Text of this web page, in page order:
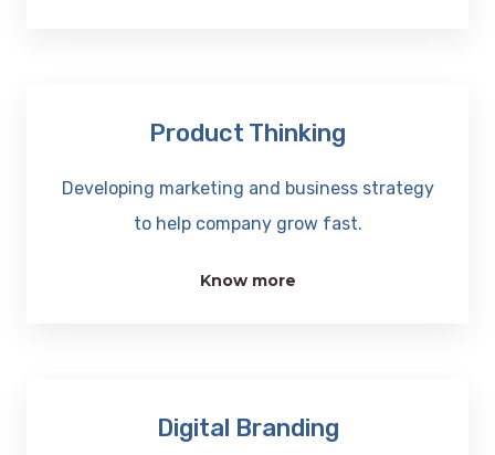
Product Thinking
Developing marketing and business strategy
to help company grow fast.
Know more
Digital Branding